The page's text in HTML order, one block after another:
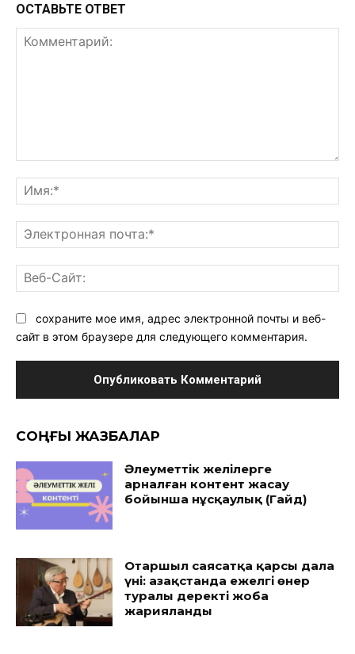
ОСТАВЬТЕ ОТВЕТ
сохраните мое имя, адрес электронной почты и веб-
сайт в этом браузере для следующего комментария.
CОҢҒЫ ЖАЗБАЛАР
Әлеуметтік желілерге
арналған контент жасау
бойынша нұсқаулық (Гайд)
Отаршыл саясатқа қарсы дала
үні: Қазақстанда ежелгі өнер
туралы деректі жоба
жарияланды